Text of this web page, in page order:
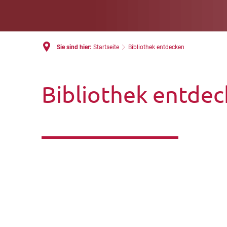
Sie sind hier: Startseite Bibliothek entdecken
Bibliothek